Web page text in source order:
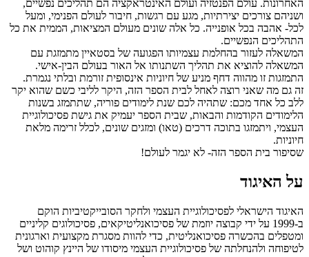
האחרונות. עולם הפנטזיה ועולם האינטראקציה הם תהליכים נפשיים,
ושניהם צורכים יצירתיות, מגע עם רגשות, חיבור לעולם הפנימי, ומעל
לכל- אהבה בכל אופנייה. כל אלה שונים מעולם המציאות, הממית את כל
התהליכים הנפשיים.
המשאלה לעזור בהחלמת עצמיותו הפגועה של בסטאיין מתמזגת עם
המשאלה להוציא את תהליך השתנותו אל האור בעולם הבין-אישי.
התמזגות זו מהווה דחף מניע של חיוניות אינסופית זורמת ובלתי נגמרת.
זה גם מה שאני רוצה לאחל לבית הספר הזה, היקר לליבי כשם שהוא יקר
ללב כל אחד מכם: שתהיה לכם שנת לימודים פוריה, שתתמזג בשנות
הלימודים הקודמות והבאות, שבית הספר יעמיק את גישת פסיכולוגיית
העצמי, ויתמזגו בתוכה דרכים (טאו) ומזגים שונים, לכלל זרימה מלאת
חיוניות.
שסיפור בית הספר הזה- לא יגמר לעולם!
על האיגוד
האיגוד הישראלי לפסיכולוגיית העצמי ולחקר הסובייקטיביות הוקם
ב-1999 על ידי קבוצה יוזמת של פסיכואנליטיקאים, פסיכולוגים קליניים
ומטפלים בהכשרה פסיכואנליטית, כדי להוות מסגרת מקצועית וארגונית
לטיפוחה ולהנחלתה של פסיכולוגיית העצמי מיסודו של היינץ קוהוט ושל